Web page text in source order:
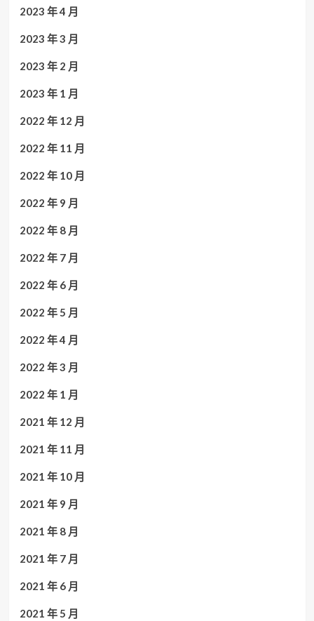
2023 年 4 月
2023 年 3 月
2023 年 2 月
2023 年 1 月
2022 年 12 月
2022 年 11 月
2022 年 10 月
2022 年 9 月
2022 年 8 月
2022 年 7 月
2022 年 6 月
2022 年 5 月
2022 年 4 月
2022 年 3 月
2022 年 1 月
2021 年 12 月
2021 年 11 月
2021 年 10 月
2021 年 9 月
2021 年 8 月
2021 年 7 月
2021 年 6 月
2021 年 5 月